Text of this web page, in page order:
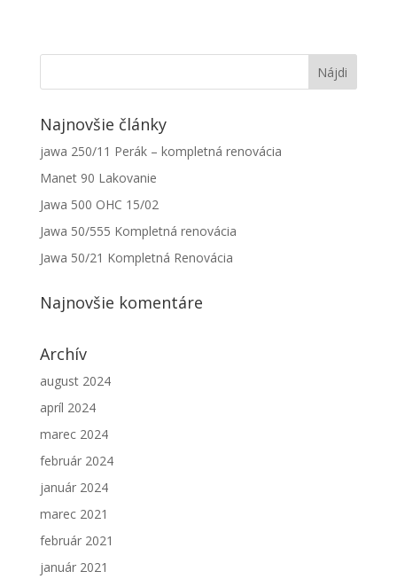
Najnovšie články
jawa 250/11 Perák – kompletná renovácia
Manet 90 Lakovanie
Jawa 500 OHC 15/02
Jawa 50/555 Kompletná renovácia
Jawa 50/21 Kompletná Renovácia
Najnovšie komentáre
Archív
august 2024
apríl 2024
marec 2024
február 2024
január 2024
marec 2021
február 2021
január 2021